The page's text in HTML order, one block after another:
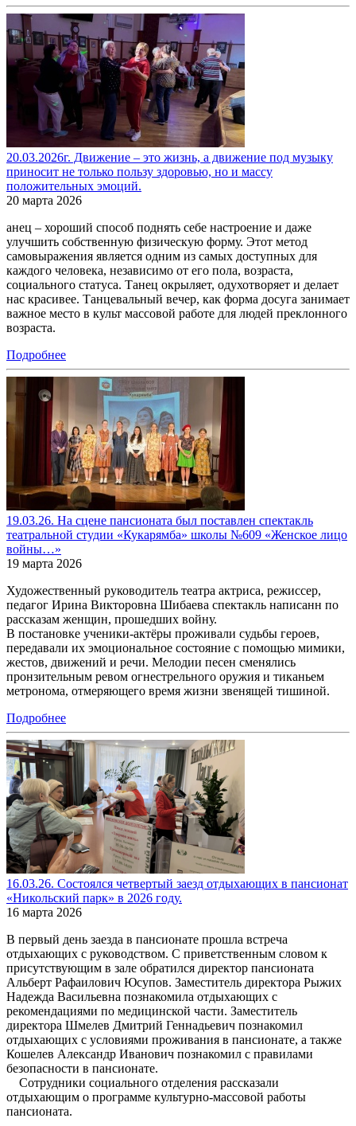
20.03.2026г. Движение – это жизнь, а движение под музыку
приносит не только пользу здоровью, но и массу
положительных эмоций.
20 марта 2026
анец – хороший способ поднять себе настроение и даже
улучшить собственную физическую форму. Этот метод
самовыражения является одним из самых доступных для
каждого человека, независимо от его пола, возраста,
социального статуса. Танец окрыляет, одухотворяет и делает
нас красивее. Танцевальный вечер, как форма досуга занимает
важное место в культ массовой работе для людей преклонного
возраста.
Подробнее
19.03.26. На сцене пансионата был поставлен спектакль
театральной студии «Кукарямба» школы №609 «Женское лицо
войны…»
19 марта 2026
Художественный руководитель театра актриса, режиссер,
педагог Ирина Викторовна Шибаева спектакль написанн по
рассказам женщин, прошедших войну.
В постановке ученики-актёры проживали судьбы героев,
передавали их эмоциональное состояние с помощью мимики,
жестов, движений и речи. Мелодии песен сменялись
пронзительным ревом огнестрельного оружия и тиканьем
метронома, отмеряющего время жизни звенящей тишиной.
Подробнее
16.03.26. Состоялся четвертый заезд отдыхающих в пансионат
«Никольский парк» в 2026 году.
16 марта 2026
В первый день заезда в пансионате прошла встреча
отдыхающих с руководством. С приветственным словом к
присутствующим в зале обратился директор пансионата
Альберт Рафаилович Юсупов. Заместитель директора Рыжих
Надежда Васильевна познакомила отдыхающих с
рекомендациями по медицинской части. Заместитель
директора Шмелев Дмитрий Геннадьевич познакомил
отдыхающих с условиями проживания в пансионате, а также
Кошелев Александр Иванович познакомил с правилами
безопасности в пансионате.
Сотрудники социального отделения рассказали
отдыхающим о программе культурно-массовой работы
пансионата.